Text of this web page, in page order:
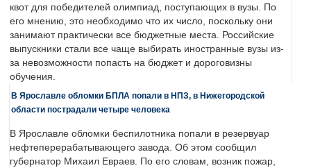
квот для победителей олимпиад, поступающих в вузы. По
его мнению, это необходимо что их число, поскольку они
занимают практически все бюджетные места. Российские
выпускники стали все чаще выбирать иностранные вузы из-
за невозможности попасть на бюджет и дороговизны
обучения.
В Ярославле обломки БПЛА попали в НПЗ, в Нижегородской
области пострадали четыре человека
В Ярославле обломки беспилотника попали в резервуар
нефтеперерабатывающего завода. Об этом сообщил
губернатор Михаил Евраев. По его словам, возник пожар,